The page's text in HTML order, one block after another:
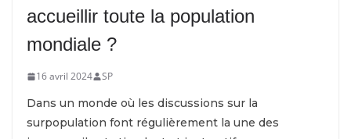
accueillir toute la population
mondiale ?
16 avril 2024 SP
Dans un monde où les discussions sur la
surpopulation font régulièrement la une des